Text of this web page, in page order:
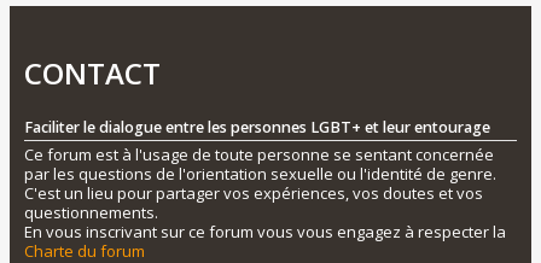
CONTACT
Faciliter le dialogue entre les personnes LGBT+ et leur entourage
Ce forum est à l'usage de toute personne se sentant concernée
par les questions de l'orientation sexuelle ou l'identité de genre.
C'est un lieu pour partager vos expériences, vos doutes et vos
questionnements.
En vous inscrivant sur ce forum vous vous engagez à respecter la
Charte du forum